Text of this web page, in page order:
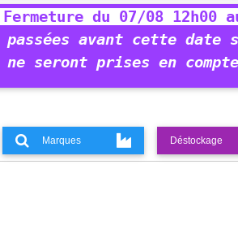
Fermeture du 07/08 12h00
passées avant cette
seront prises en
Marques Déstockage